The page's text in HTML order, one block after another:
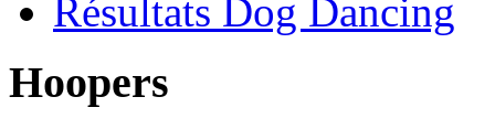
Résultats Dog Dancing
Hoopers